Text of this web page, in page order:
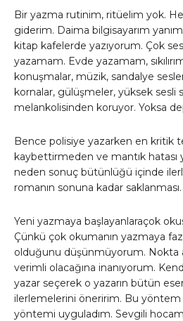
Bir yazma rutinim, ritüelim yok.
giderim. Daima bilgisayarım
kitap kafelerde yazıyorum. Çok
yazamam. Evde yazamam,
konuşmalar, müzik, sandalye
kornalar, gülüşmeler, yüksek sesli
melankolisinden koruyor. Yoksa
Bence polisiye yazarken en kritik
kaybettirmeden ve mantık hatası
neden sonuç bütünlüğü içinde
romanın sonuna kadar saklanması.
Yeni yazmaya başlayanlaraçok
Çünkü çok okumanın yazmaya
olduğunu düşünmüyorum. Nokta
verimli olacağına inanıyorum.
yazar seçerek o yazarın bütün
ilerlemelerini öneririm. Bu yöntem
yöntemi uyguladım. Sevgili